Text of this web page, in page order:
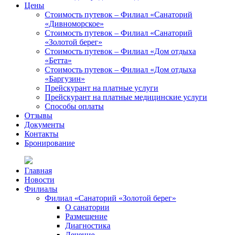
Цены
Стоимость путевок – Филиал «Санаторий
«Дивноморское»
Стоимость путевок – Филиал «Санаторий
«Золотой берег»
Стоимость путевок – Филиал «Дом отдыха
«Бетта»
Стоимость путевок – Филиал «Дом отдыха
«Баргузин»
Прейскурант на платные услуги
Прейскурант на платные медицинские услуги
Способы оплаты
Отзывы
Документы
Контакты
Бронирование
Главная
Новости
Филиалы
Филиал «Санаторий «Золотой берег»
О санатории
Размещение
Диагностика